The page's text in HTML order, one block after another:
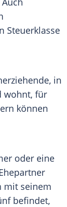
Steuerklasse
in
wohnt, für
können
oder eine
mit seinem
befindet,